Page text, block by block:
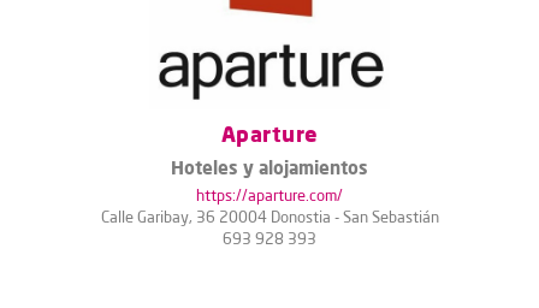
Aparture
Hoteles y alojamientos
https://aparture.com/
Calle Garibay, 36 20004 Donostia - San Sebastián
693 928 393